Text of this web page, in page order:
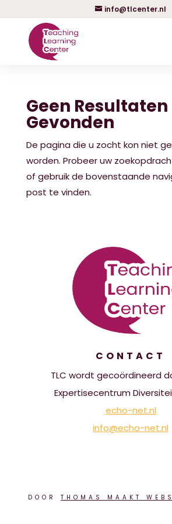
info@tlcenter.nl
Geen Resultaten
Gevonden
De pagina die u zocht kon niet
worden. Probeer uw
of gebruik de bovenstaande
post te vinden.
CONTACT
TLC wordt gecoördineerd
Expertisecentrum
echo-net.nl
info@echo-net.nl
DOOR THOMAS MAAKT